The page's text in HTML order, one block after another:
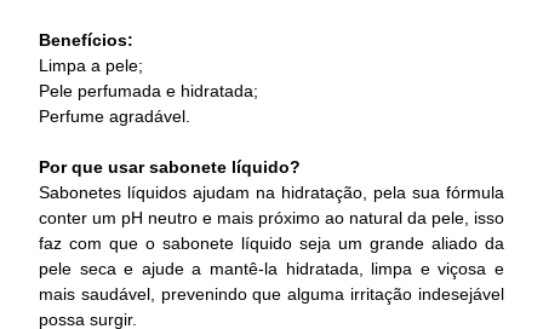
Benefícios:
Limpa a pele;
Pele perfumada e hidratada;
Perfume agradável.
Por que usar sabonete líquido?
Sabonetes líquidos ajudam na hidratação, pela sua fórmula
conter um pH neutro e mais próximo ao natural da pele, isso
faz com que o sabonete líquido seja um grande aliado da
pele seca e ajude a mantê-la hidratada, limpa e viçosa e
mais saudável, prevenindo que alguma irritação indesejável
possa surgir.